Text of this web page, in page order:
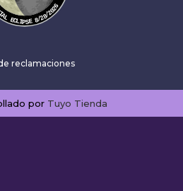
ECLIPSE 8/28/2026
reclamaciones
por Tuyo Tienda